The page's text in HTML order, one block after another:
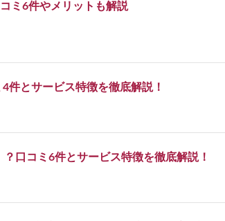
ミ6件やメリットも解説
件とサービス特徴を徹底解説！
口コミ6件とサービス特徴を徹底解説！